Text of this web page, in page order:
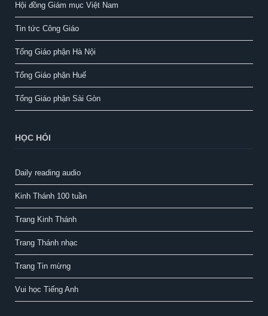
Hội đồng Giám mục Việt Nam
Tin tức Công Giáo
Tổng Giáo phận Hà Nội
Tổng Giáo phận Huế
Tổng Giáo phận Sài Gòn
HỌC HỎI
Daily reading audio
Kinh Thánh 100 tuần
Trang Kinh Thánh
Trang Thánh nhạc
Trang Tin mừng
Vui học Tiếng Anh